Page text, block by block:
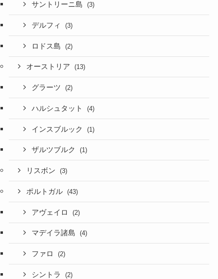
サントリーニ島 (3)
デルフィ (3)
ロドス島 (2)
オーストリア (13)
グラーツ (2)
ハルシュタット (4)
インスブルック (1)
ザルツブルク (1)
リスボン (3)
ポルトガル (43)
アヴェイロ (2)
マデイラ諸島 (4)
ファロ (2)
シントラ (2)